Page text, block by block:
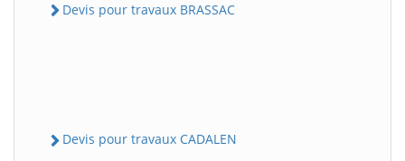
Devis pour travaux BRASSAC
Devis pour travaux CADALEN